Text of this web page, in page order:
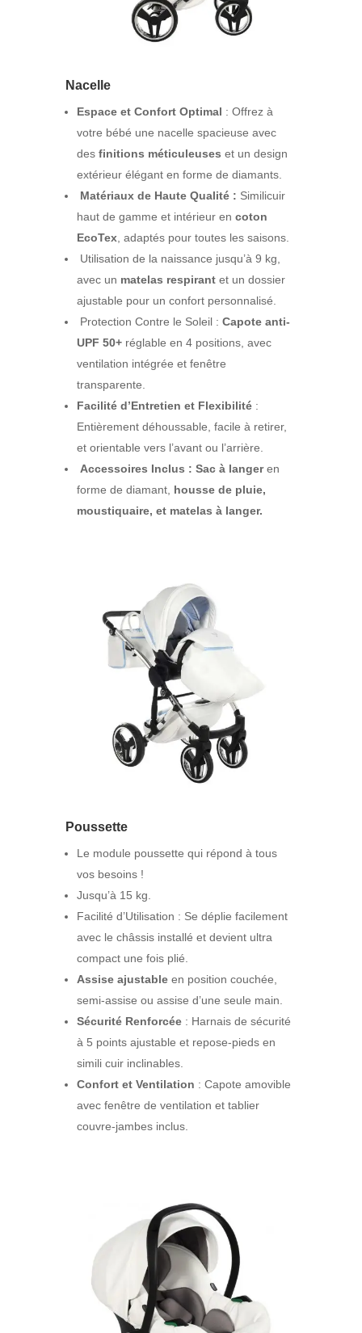
Nacelle
Espace et Confort Optimal : Offrez à
votre bébé une nacelle spacieuse avec
des finitions méticuleuses et un design
extérieur élégant en forme de diamants.
Matériaux de Haute Qualité : Similicuir
haut de gamme et intérieur en coton
EcoTex, adaptés pour toutes les saisons.
Utilisation de la naissance jusqu’à 9 kg,
avec un matelas respirantet un dossier
ajustable pour un confort personnalisé.
Protection Contre le Soleil : Capote anti-
UPF 50+réglable en 4 positions, avec
ventilation intégrée et fenêtre
transparente.
Facilité d’Entretien et Flexibilité:
Entièrement déhoussable, facile à retirer,
et orientable vers l’avant ou l’arrière.
Accessoires Inclus : Sac à langeren
forme de diamant, housse de pluie,
moustiquaire, et matelas à langer.
Poussette
Le module poussette qui répond à tous
vos besoins !
Jusqu’à 15 kg.
Facilité d’Utilisation : Se déplie facilement
avec le châssis installé et devient ultra
compact une fois plié.
Assise ajustableen position couchée,
semi-assise ou assise d’une seule main.
Sécurité Renforcée: Harnais de sécurité
à 5 points ajustable et repose-pieds en
simili cuir inclinables.
Confort et Ventilation : Capote amovible
avec fenêtre de ventilation et tablier
couvre-jambes inclus.